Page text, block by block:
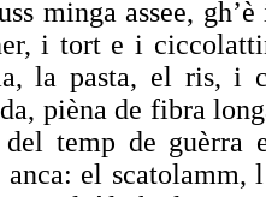
minga assee,
i tort e i
la pasta, el ris, i
pièna de fibra
del temp de
anca: el scatolamm,